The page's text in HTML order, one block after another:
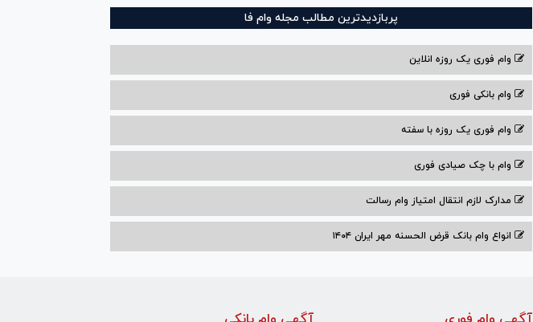
پربازدیدترین مطالب مجله وام فا
وام فوری یک روزه انلاین
وام بانکی فوری
وام فوری یک روزه با سفته
وام با‌ چک صیادی‌ فوری
مدارک لازم انتقال امتیاز وام رسالت
انواع وام بانک قرض الحسنه مهر ایران ۱۴۰۴